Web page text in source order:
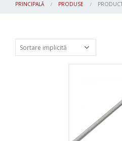
PRINCIPALĂ PRODUSE